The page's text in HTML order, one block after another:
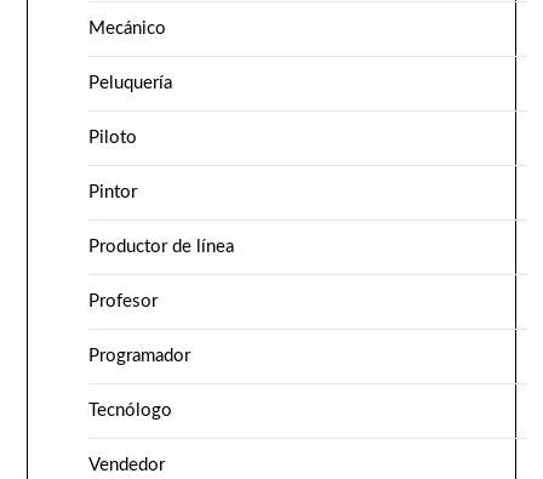
Mecánico
Peluquería
Piloto
Pintor
Productor de línea
Profesor
Programador
Tecnólogo
Vendedor